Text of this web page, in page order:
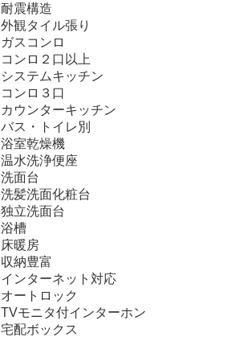
耐震構造
外観タイル張り
ガスコンロ
コンロ２口以上
システムキッチン
コンロ３口
カウンターキッチン
バス・トイレ別
浴室乾燥機
温水洗浄便座
洗面台
洗髪洗面化粧台
独立洗面台
浴槽
床暖房
収納豊富
インターネット対応
オートロック
TVモニタ付インターホン
宅配ボックス